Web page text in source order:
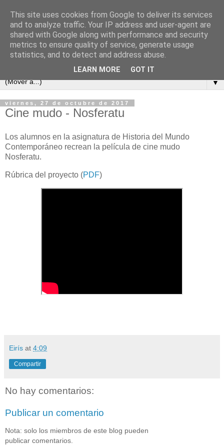
▼
viernes, 27 de octubre de 2017
Cine mudo - Nosferatu
Los alumnos en la asignatura de Historia del Mundo
Contemporáneo recrean la película de cine mudo
Nosferatu.
Rúbrica del proyecto (PDF)
Eirís at 4:09
Compartir
No hay comentarios:
Publicar un comentario
Nota: solo los miembros de este blog pueden
publicar comentarios.
This site uses cookies from Google to deliver its services
and to analyze traffic. Your IP address and user-agent are
shared with Google along with performance and security
metrics to ensure quality of service, generate usage
statistics, and to detect and address abuse.
LEARN MORE GOT IT